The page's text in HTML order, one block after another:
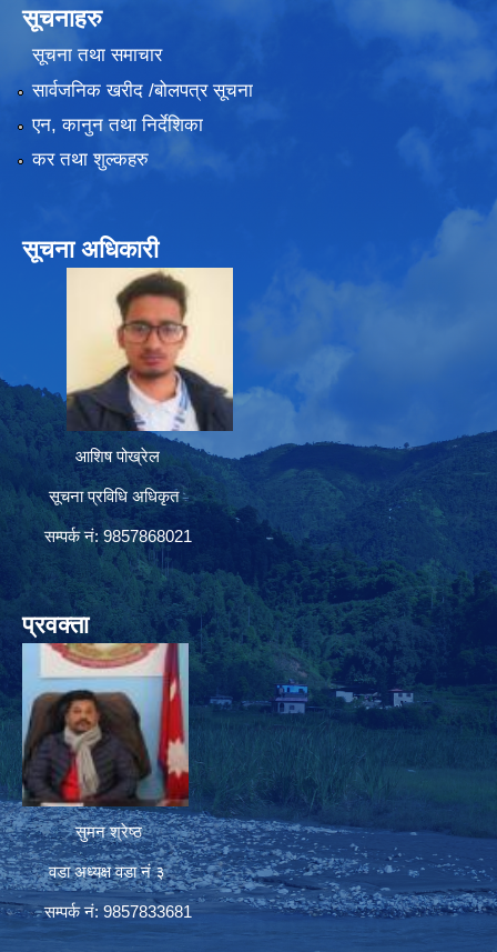
सूचनाहरु
सूचना तथा समाचार
सार्वजनिक खरीद /बोलपत्र सूचना
एन, कानुन तथा निर्देशिका
कर तथा शुल्कहरु
सूचना अधिकारी
आशिष पोख्रेल
सूचना प्रविधि अधिकृत
सम्पर्क नं: 9857868021
प्रवक्ता
सुमन श्रेष्ठ
वडा अध्यक्ष वडा नं ३
सम्पर्क नं: 9857833681